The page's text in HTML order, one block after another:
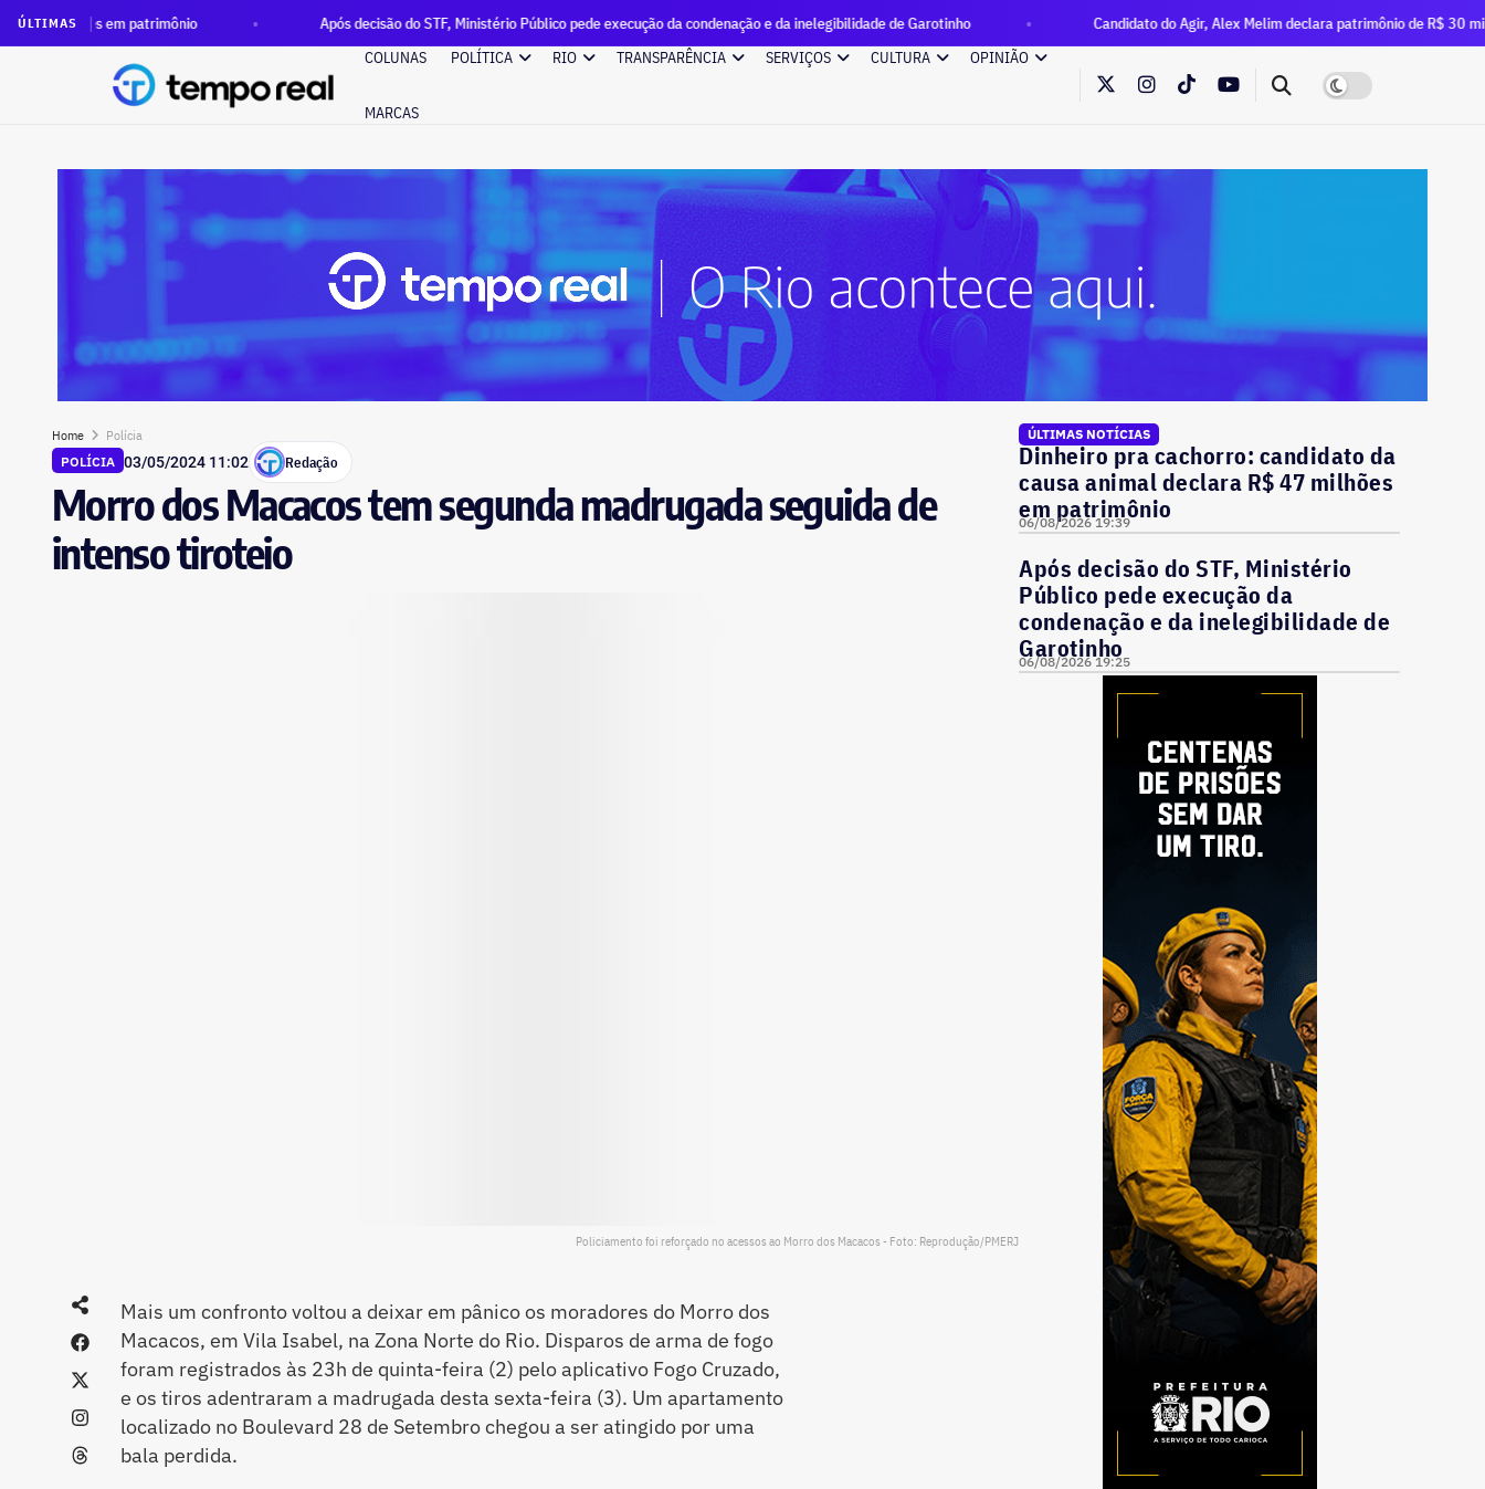
ÚLTIMAS
em patrimônio Após decisão do STF, Ministério Público pede execução da condenação e da inelegibilidade de Garotinho
Candidato do Agir, Alex Melim declara patrimônio de R$ 30 milhões à
COLUNAS
POLÍTICA RIO TRANSPARÊNCIA SERVIÇOS CULTURA OPINIÃO
MARCAS
Home
Polícia
POLÍCIA 03/05/2024 11:02 Redação
Morro dos Macacos tem segunda madrugada seguida de
intenso tiroteio
Policiamento foi reforçado no acessos ao Morro dos Macacos - Foto: Reprodução/PMERJ
Mais um confronto voltou a deixar em pânico os moradores do Morro dos
Macacos, em Vila Isabel, na Zona Norte do Rio. Disparos de arma de fogo
foram registrados às 23h de quinta-feira (2) pelo aplicativo Fogo Cruzado,
e os tiros adentraram a madrugada desta sexta-feira (3). Um apartamento
localizado no Boulevard 28 de Setembro chegou a ser atingido por uma
bala perdida.
ÚLTIMAS NOTÍCIAS
Dinheiro pra cachorro: candidato da
causa animal declara R$ 47 milhões
em patrimônio
06/08/2026 19:39
Após decisão do STF, Ministério
Público pede execução da
condenação e da inelegibilidade de
Garotinho
06/08/2026 19:25